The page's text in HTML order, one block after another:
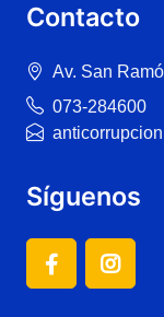
Contacto
Av. San
073-284600
Síguenos